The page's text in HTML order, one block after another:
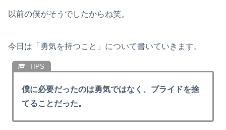
以前の僕がそうでしたからね笑。
今日は「勇気を持つこと」について書いていきます。
僕に必要だったのは勇気ではなく、プライドを捨
てることだった。